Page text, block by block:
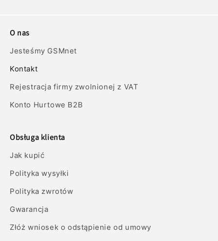
O nas
Jesteśmy GSMnet
Kontakt
Rejestracja firmy zwolnionej z VAT
Konto Hurtowe B2B
Obsługa klienta
Jak kupić
Polityka wysyłki
Polityka zwrotów
Gwarancja
Złóż wniosek o odstąpienie od umowy